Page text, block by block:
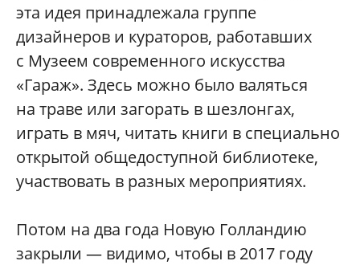
эта идея принадлежала группе
дизайнеров и кураторов, работавших
с Музеем современного искусства
«Гараж». Здесь можно было валяться
на траве или загорать в шезлонгах,
играть в мяч, читать книги в специально
открытой общедоступной библиотеке,
участвовать в разных мероприятиях.
Потом на два года Новую Голландию
закрыли — видимо, чтобы в 2017 году